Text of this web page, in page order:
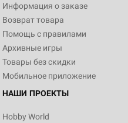
Информация о заказе
Возврат товара
Помощь с правилами
Архивные игры
Товары без скидки
Мобильное приложение
НАШИ ПРОЕКТЫ
Hobby World